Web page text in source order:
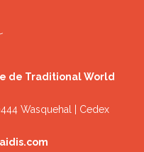
de Traditional World
Wasquehal | Cedex